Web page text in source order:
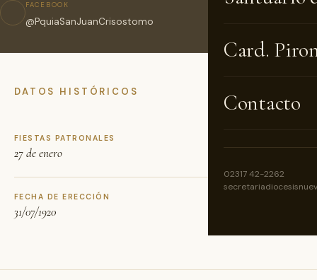
Card.
Contacto
02317 42-2262
FACEBOOK
@PquiaSanJuanCrisostomo
DATOS HISTÓRICOS
FIESTAS PATRONALES
27 de enero
FECHA DE ERECCIÓN
31/07/1920